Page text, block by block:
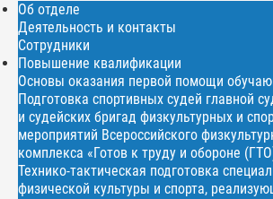
Об отделе
Деятельность и контакты
Сотрудники
Повышение квалификации
Основы оказания первой помощи
Подготовка спортивных судей главной
и судейских бригад физкультурных и
мероприятий Всероссийского
комплекса «Готов к труду и обороне
Технико-тактическая подготовка
физической культуры и спорта,